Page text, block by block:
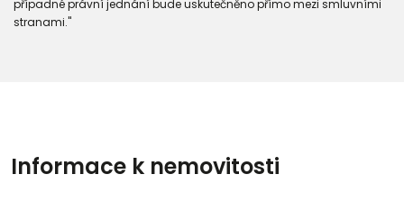
případné právní jednání bude uskutečněno přímo mezi smluvními
stranami."
Informace k nemovitosti